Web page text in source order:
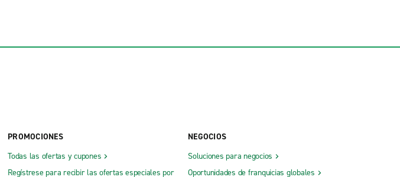
PROMOCIONES
Todas las ofertas y cupones
Regístrese para recibir las ofertas especiales por
NEGOCIOS
Soluciones para negocios
Oportunidades de franquicias globales